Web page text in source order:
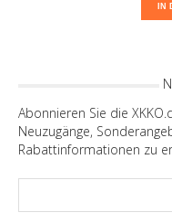
IN
Abonnieren Sie die
Neuzugänge,
Rabattinformationen zu